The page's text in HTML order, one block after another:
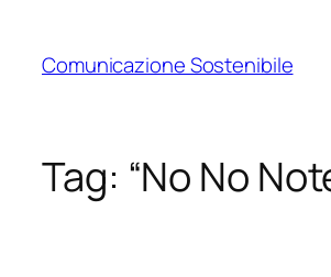
contenuto
Comunicazione Sostenibile
Tag: “No No